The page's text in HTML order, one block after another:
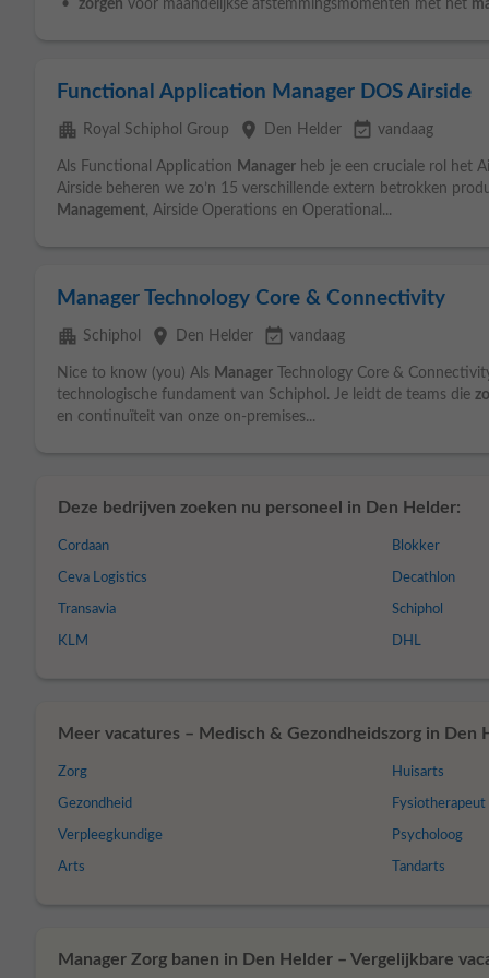
• zorgen voor maandelijkse afstemmingsmomenten met het
Functional Application Manager DOS Airside
apartment Royal Schiphol Group place Den Helder event_available vandaag
Als Functional Application Manager heb je een cruciale rol het
Airside beheren we zo’n 15 verschillende extern betrokken
Management, Airside Operations en Operational...
Manager Technology Core & Connectivity
apartment Schiphol place Den Helder event_available vandaag
Nice to know (you) Als Manager Technology Core &
technologische fundament van Schiphol. Je leidt de teams die
en continuïteit van onze on-premises...
Deze bedrijven zoeken nu personeel in Den Helder:
Cordaan
Ceva Logistics
Transavia
KLM
Blokker
Decathlon
Schiphol
DHL
Meer vacatures – Medisch & Gezondheidszorg in Den
Zorg
Gezondheid
Verpleegkundige
Arts
Huisarts
Fysiotherapeut
Psycholoog
Tandarts
Manager Zorg banen in Den Helder – Vergelijkbare